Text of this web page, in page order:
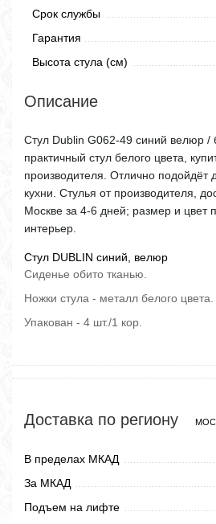
Срок службы
Гарантия
Высота стула (см)
Описание
Стул Dublin G062-49 синий велюр /
практичный стул белого цвета,
производителя. Отлично подойдёт
кухни. Стулья от производителя,
Москве за 4-6 дней; размер и цвет
интерьер.
Стул DUBLIN синий, велюр
Сиденье обито тканью.
Ножки стула - металл белого цвета.
Упакован - 4 шт./1 кор.
Доставка по региону
В пределах МКАД
За МКАД
Подъем на лифте